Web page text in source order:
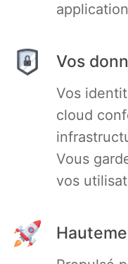
Vos
Vos
cloud
Vous
vos